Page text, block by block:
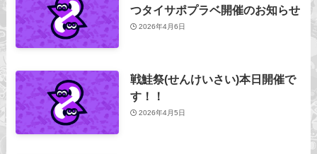
つタイサポプラベ開催のお知らせ
2026年4月6日
戦鮭祭(せんけいさい)本日開催で
す！！
2026年4月5日